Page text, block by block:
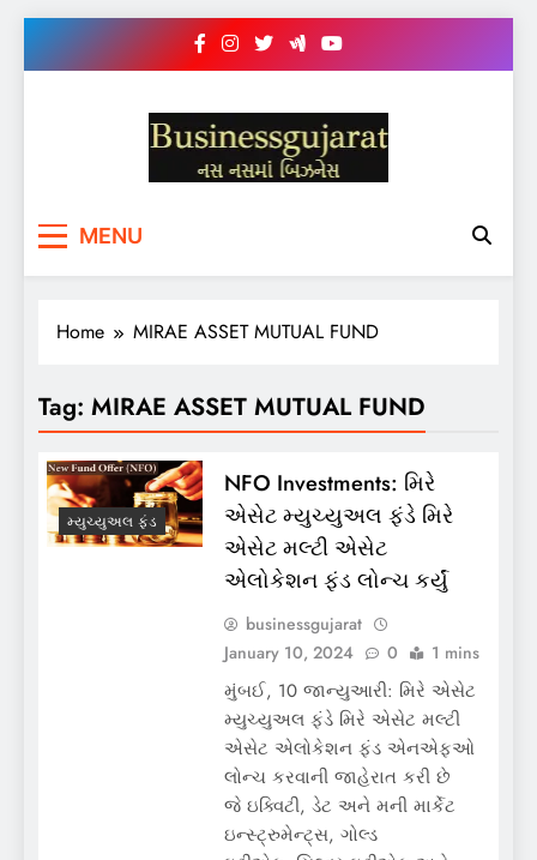
BUSINESS GUJARAT
MENU
Home MIRAE ASSET MUTUAL FUND
Tag: MIRAE ASSET MUTUAL FUND
મ્યુચ્યુઅલ ફંડ
NFO Investments: મિરે
એસેટ મ્યુચ્યુઅલ ફંડે મિરે
એસેટ મલ્ટી એસેટ
એલોકેશન ફંડ લોન્ચ કર્યું
businessgujarat
January 10, 2024
0 1 mins
મુંબઈ, 10 જાન્યુઆરી: મિરે એસેટ
મ્યુચ્યુઅલ ફંડે મિરે એસેટ મલ્ટી
એસેટ એલોકેશન ફંડ એનએફઓ
લોન્ચ કરવાની જાહેરાત કરી છે
જે ઇક્વિટી, ડેટ અને મની માર્કેટ
ઇન્સ્ટ્રુમેન્ટ્સ, ગોલ્ડ